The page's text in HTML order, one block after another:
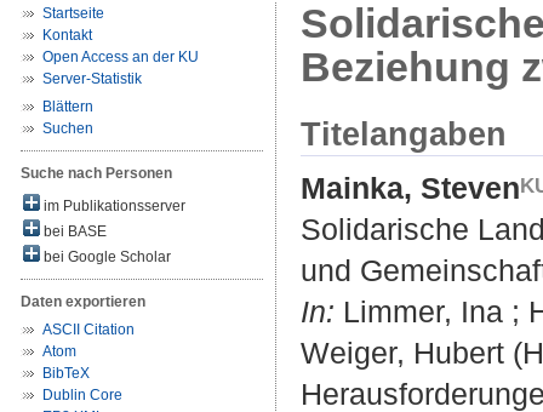
Startseite
Kontakt
Open Access an der KU
Server-Statistik
Blättern
Suchen
Suche nach Personen
im Publikationsserver
bei BASE
bei Google Scholar
Daten exportieren
ASCII Citation
Atom
BibTeX
Dublin Core
Beziehung
Titelangaben
Mainka, Steven
Solidarische
und
In: Limmer, Ina ;
Weiger, Hubert